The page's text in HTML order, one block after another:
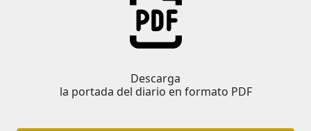
Descarga
la portada del diario en formato PDF